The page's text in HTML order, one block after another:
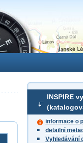
INSPIRE
informace o
detailní
Vyhledávání